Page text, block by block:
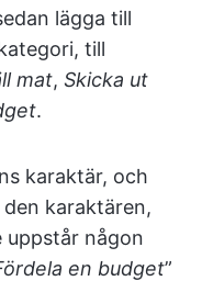
lägga till
till
mat, Skicka ut
.
karaktär, och
karaktären,
någon
en budget”